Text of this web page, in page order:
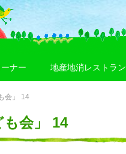
ナー 地産地消レストラン
会」 14
も会」 14